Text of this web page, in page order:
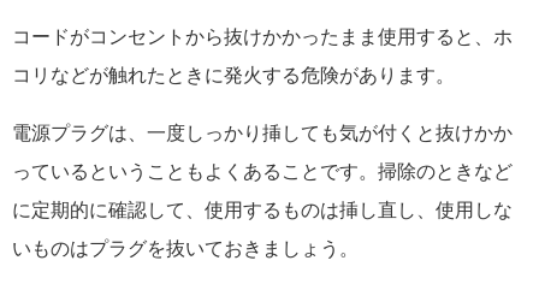
コードがコンセントから抜けかかったまま使用すると、ホ
コリなどが触れたときに発火する危険があります。
電源プラグは、一度しっかり挿しても気が付くと抜けかか
っているということもよくあることです。掃除のときなど
に定期的に確認して、使用するものは挿し直し、使用しな
いものはプラグを抜いておきましょう。